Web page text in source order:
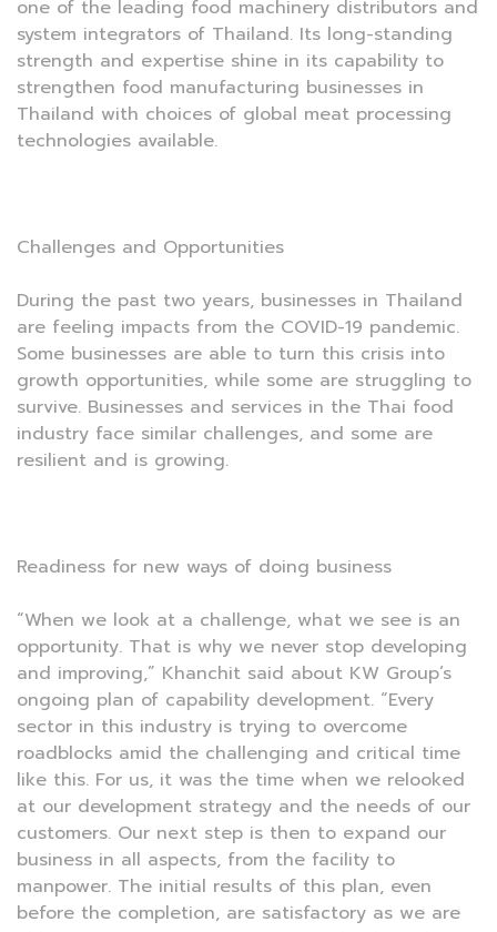
one of the leading food machinery distributors and
system integrators of Thailand. Its long-standing
strength and expertise shine in its capability to
strengthen food manufacturing businesses in
Thailand with choices of global meat processing
technologies available.
Challenges and Opportunities
During the past two years, businesses in Thailand
are feeling impacts from the COVID-19 pandemic.
Some businesses are able to turn this crisis into
growth opportunities, while some are struggling to
survive. Businesses and services in the Thai food
industry face similar challenges, and some are
resilient and is growing.
Readiness for new ways of doing business
“When we look at a challenge, what we see is an
opportunity. That is why we never stop developing
and improving,” Khanchit said about KW Group’s
ongoing plan of capability development. “Every
sector in this industry is trying to overcome
roadblocks amid the challenging and critical time
like this. For us, it was the time when we relooked
at our development strategy and the needs of our
customers. Our next step is then to expand our
business in all aspects, from the facility to
manpower. The initial results of this plan, even
before the completion, are satisfactory as we are